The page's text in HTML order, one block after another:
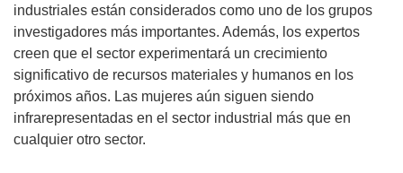
industriales están considerados como uno de los grupos
investigadores más importantes. Además, los expertos
creen que el sector experimentará un crecimiento
significativo de recursos materiales y humanos en los
próximos años. Las mujeres aún siguen siendo
infrarepresentadas en el sector industrial más que en
cualquier otro sector.